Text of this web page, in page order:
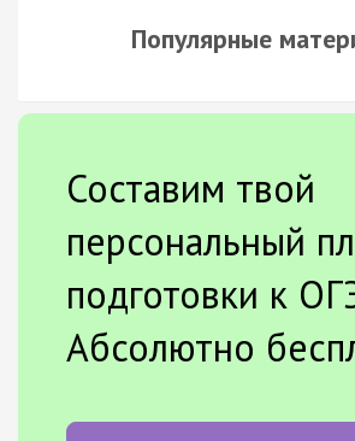
Популярные
Составим твой
персональный
подготовки к
Абсолютно